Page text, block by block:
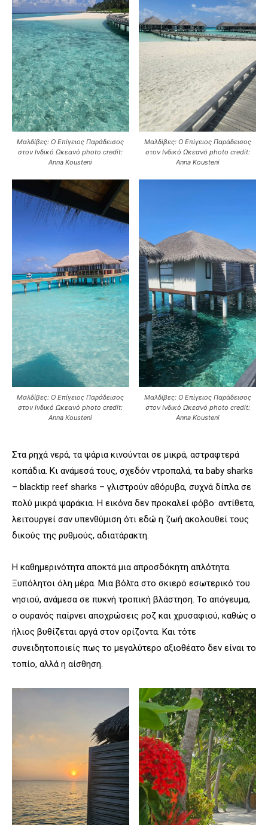
Μαλδίβες: Ο Επίγειος Παράδεισος
στον Ινδικό Ωκεανό photo credit:
Anna Kousteni
Μαλδίβες: Ο Επίγειος Παράδεισος
στον Ινδικό Ωκεανό photo credit:
Anna Kousteni
Μαλδίβες: Ο Επίγειος Παράδεισος
στον Ινδικό Ωκεανό photo credit:
Anna Kousteni
Μαλδίβες: Ο Επίγειος Παράδεισος
στον Ινδικό Ωκεανό photo credit:
Anna Kousteni
Στα ρηχά νερά, τα ψάρια κινούνται σε μικρά, αστραφτερά
κοπάδια. Κι ανάμεσά τους, σχεδόν ντροπαλά, τα baby sharks
– blacktip reef sharks – γλιστρούν αθόρυβα, συχνά δίπλα σε
πολύ μικρά ψαράκια. Η εικόνα δεν προκαλεί φόβο· αντίθετα,
λειτουργεί σαν υπενθύμιση ότι εδώ η ζωή ακολουθεί τους
δικούς της ρυθμούς, αδιατάρακτη.
Η καθημερινότητα αποκτά μια απροσδόκητη απλότητα.
Ξυπόλητοι όλη μέρα. Μια βόλτα στο σκιερό εσωτερικό του
νησιού, ανάμεσα σε πυκνή τροπική βλάστηση. Το απόγευμα,
ο ουρανός παίρνει αποχρώσεις ροζ και χρυσαφιού, καθώς ο
ήλιος βυθίζεται αργά στον ορίζοντα. Και τότε
συνειδητοποιείς πως το μεγαλύτερο αξιοθέατο δεν είναι το
τοπίο, αλλά η αίσθηση.